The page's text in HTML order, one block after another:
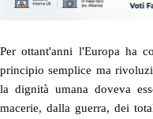
Per ottant'anni l'Europa ha
principio semplice ma
la dignità umana doveva
macerie, dalla guerra, dei